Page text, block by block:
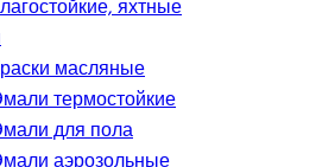
яхтные
масляные
термостойкие
для пола